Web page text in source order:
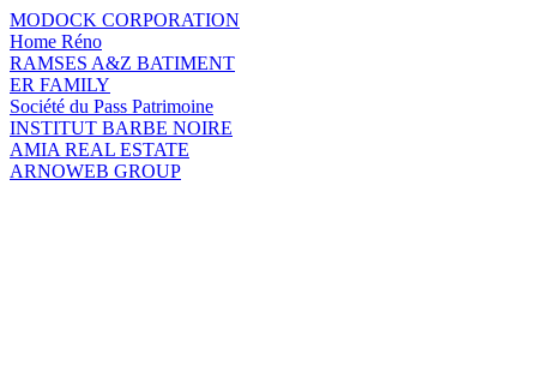
MODOCK CORPORATION
Home Réno
RAMSES A&Z BATIMENT
ER FAMILY
Société du Pass Patrimoine
INSTITUT BARBE NOIRE
AMIA REAL ESTATE
ARNOWEB GROUP